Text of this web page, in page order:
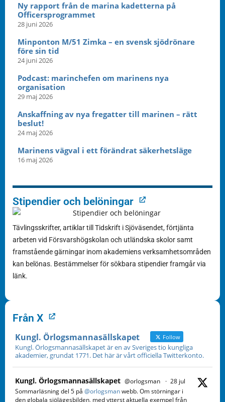
Ny rapport från de marina kadetterna på
Officersprogrammet
28 juni 2026
Minponton M/51 Zimka – en svensk sjödrönare
före sin tid
24 juni 2026
Podcast: marinchefen om marinens nya
organisation
29 maj 2026
Anskaffning av nya fregatter till marinen – rätt
beslut!
24 maj 2026
Marinens vägval i ett förändrat säkerhetsläge
16 maj 2026
Stipendier och belöningar
Tävlingsskrifter, artiklar till Tidskrift i Sjöväsendet, förtjänta
arbeten vid Försvarshögskolan och utländska skolor samt
framstående gärningar inom akademiens verksamhetsområden
kan belönas. Bestämmelser för sökbara stipendier framgår via
länk.
Från X
Kungl. Örlogsmannasällskapet Follow
Kungl. Örlogsmannasällskapet är en av Sveriges tio kungliga
akademier, grundat 1771. Det här är vårt officiella Twitterkonto.
Kungl. Örlogsmannasällskapet @orlogsman · 28 jul
Sommarläsning del 5 på @orlogsmanwebb. Om störningar i
den globala sjölägesbilden, med ytterst aktuella exempel från